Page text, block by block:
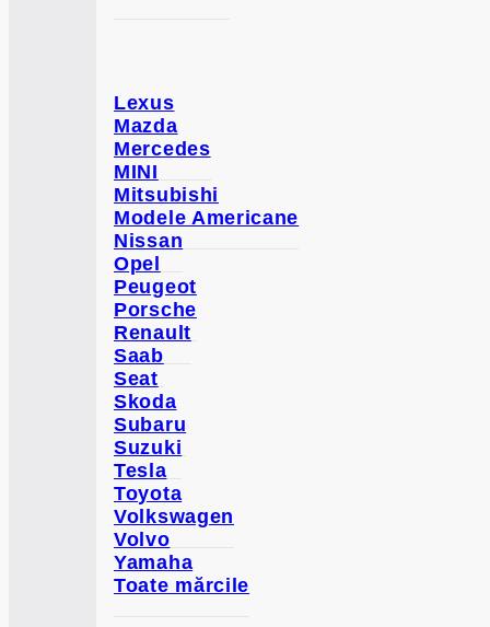
Lexus
Mazda
Mercedes
MINI
Mitsubishi
Modele Americane
Nissan
Opel
Peugeot
Porsche
Renault
Saab
Seat
Skoda
Subaru
Suzuki
Tesla
Toyota
Volkswagen
Volvo
Yamaha
Toate mărcile